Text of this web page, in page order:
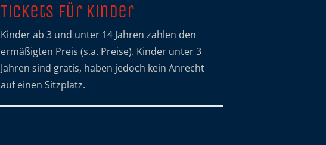
Tickets für Kinder
Kinder ab 3 und unter 14 Jahren zahlen den
ermäßigten Preis (s.a. Preise). Kinder unter 3
Jahren sind gratis, haben jedoch kein Anrecht
auf einen Sitzplatz.